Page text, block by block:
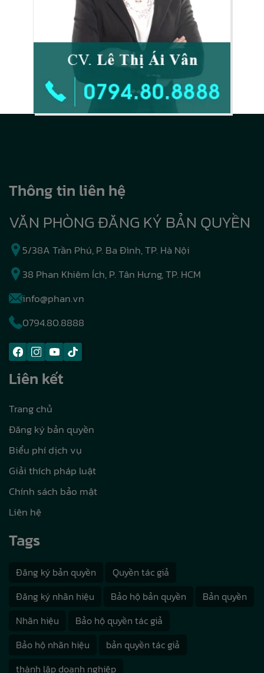
Thông tin liên hệ
VĂN PHÒNG ĐĂNG KÝ BẢN QUYỀN
5/38A Trần Phú, P. Ba Đình, TP. Hà Nội
38 Phan Khiêm Ích, P. Tân Hưng, TP. HCM
info@phan.vn
0794.80.8888
Liên kết
Trang chủ
Đăng ký bản quyền
Biểu phí dịch vụ
Giải thích pháp luật
Chính sách bảo mật
Liên hệ
Tags
Đăng ký bản quyền
Quyền tác giả
Đăng ký nhãn hiệu
Bảo hộ bản quyền
Bản quyền
Nhãn hiệu
Bảo hộ quyền tác giả
Bảo hộ nhãn hiệu
bản quyền tác giả
thành lập doanh nghiệp